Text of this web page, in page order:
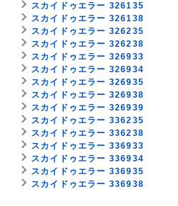
スカイドゥエラー 326135
スカイドゥエラー 326138
スカイドゥエラー 326235
スカイドゥエラー 326238
スカイドゥエラー 326933
スカイドゥエラー 326934
スカイドゥエラー 326935
スカイドゥエラー 326938
スカイドゥエラー 326939
スカイドゥエラー 336235
スカイドゥエラー 336238
スカイドゥエラー 336933
スカイドゥエラー 336934
スカイドゥエラー 336935
スカイドゥエラー 336938